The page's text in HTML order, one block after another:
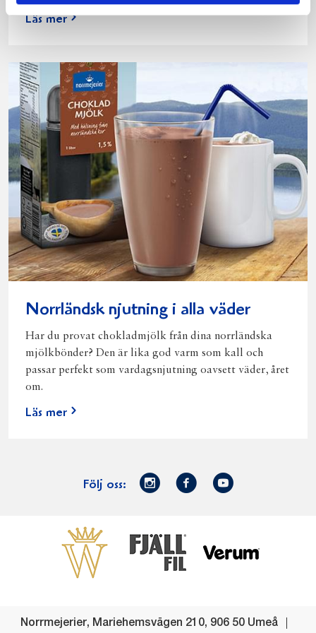
Läs mer
Norrländsk njutning i alla väder
Har du provat chokladmjölk från dina norrländska
mjölkbönder? Den är lika god varm som kall och
passar perfekt som vardagsnjutning oavsett väder, året
om.
Läs mer
Följ oss:
Norrmejerier
Facebook
Youtube
Gör gott för
Mjölkgården,
Norrländska
Dina
VästerbottensostFjällfil
Norrmejerier, Mariehemsvägen 210, 906 50 Umeå